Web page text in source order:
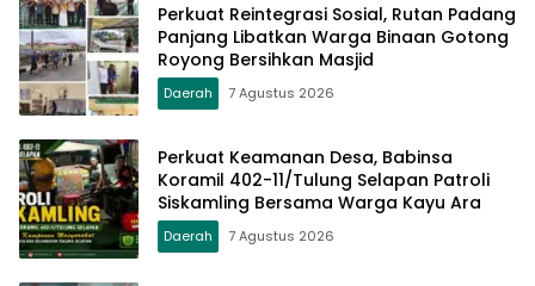
Perkuat Reintegrasi Sosial, Rutan Padang
Panjang Libatkan Warga Binaan Gotong
Royong Bersihkan Masjid
Daerah 7 Agustus 2026
Perkuat Keamanan Desa, Babinsa
Koramil 402-11/Tulung Selapan Patroli
Siskamling Bersama Warga Kayu Ara
Daerah 7 Agustus 2026